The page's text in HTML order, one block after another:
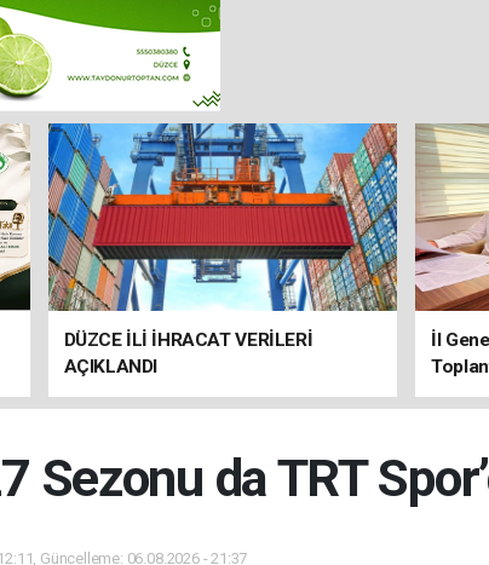
DÜZCE İLİ İHRACAT VERİLERİ
AÇIKLANDI
İl
Sezonu da TRT
Güncelleme: 06.08.2026 - 21:37